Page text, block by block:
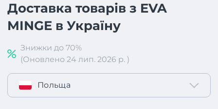
Доставка товарів з EVA
MINGE в Україну
Знижки до 70%
(Оновлено 24 лип. 2026 р. )
Польща